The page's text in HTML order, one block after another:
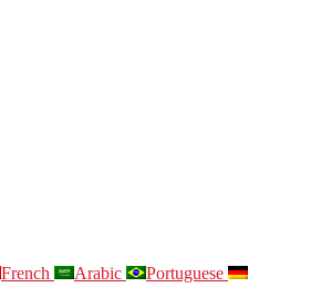
French Arabic
Portuguese